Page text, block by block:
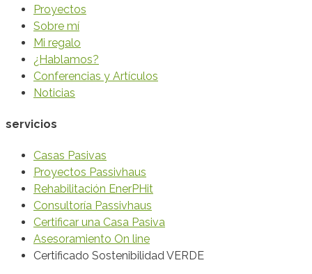
Proyectos
Sobre mí
Mi regalo
¿Hablamos?
Conferencias y Artículos
Noticias
servicios
Casas Pasivas
Proyectos Passivhaus
Rehabilitación EnerPHit
Consultoría Passivhaus
Certificar una Casa Pasiva
Asesoramiento On line
Certificado Sostenibilidad VERDE